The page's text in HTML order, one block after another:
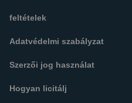
feltételek
Adatvédelmi szabályzat
Szerzői jog használat
Hogyan licitálj